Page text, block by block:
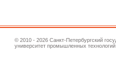
© 2010 - 2026 Санкт-Петербургский
университет промышленных